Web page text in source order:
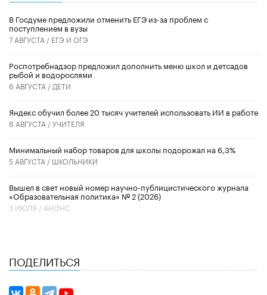
В Госдуме предложили отменить ЕГЭ из-за проблем с
поступлением в вузы
7 АВГУСТА / ЕГЭ И ОГЭ
Роспотребнадзор предложил дополнить меню школ и детсадов
рыбой и водорослями
6 АВГУСТА / ДЕТИ
​Яндекс обучил более 20 тысяч учителей использовать ИИ в работе
6 АВГУСТА /УЧИТЕЛЯ
Минимальный набор товаров для школы подорожал на 6,3%
5 АВГУСТА / ШКОЛЬНИКИ
Вышел в свет новый номер научно-публицистического журнала
«Образовательная политика» № 2 (2026)
3 ИЮЛЯ / АНОНС
ПОДЕЛИТЬСЯ